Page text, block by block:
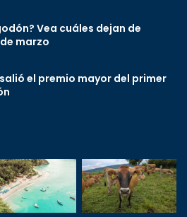
Vea cuáles dejan de
marzo
salió el premio mayor del primer